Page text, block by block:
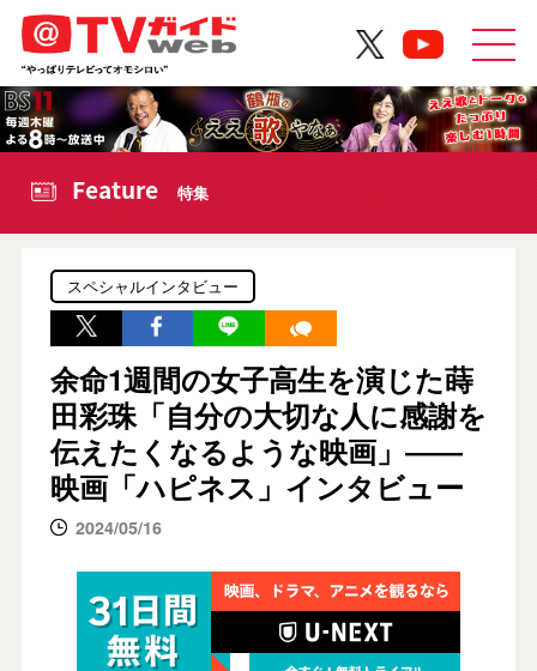
Feature 特集
スペシャルインタビュー
余命1週間の女子高生を演じた蒔
田彩珠「自分の大切な人に感謝を
伝えたくなるような映画」――
映画「ハピネス」インタビュー
2024/05/16